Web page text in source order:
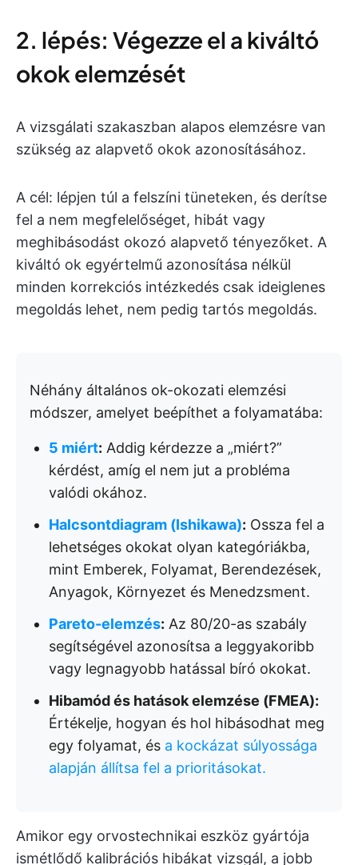
2. lépés: Végezze el a kiváltó
okok elemzését
A vizsgálati szakaszban alapos elemzésre van
szükség az alapvető okok azonosításához.
A cél: lépjen túl a felszíni tüneteken, és derítse
fel a nem megfelelőséget, hibát vagy
meghibásodást okozó alapvető tényezőket. A
kiváltó ok egyértelmű azonosítása nélkül
minden korrekciós intézkedés csak ideiglenes
megoldás lehet, nem pedig tartós megoldás.
Néhány általános ok-okozati elemzési
módszer, amelyet beépíthet a folyamatába:
5 miért: Addig kérdezze a „miért?”
kérdést, amíg el nem jut a probléma
valódi okához.
Halcsontdiagram (Ishikawa): Ossza fel a
lehetséges okokat olyan kategóriákba,
mint Emberek, Folyamat, Berendezések,
Anyagok, Környezet és Menedzsment.
Pareto-elemzés: Az 80/20-as szabály
segítségével azonosítsa a leggyakoribb
vagy legnagyobb hatással bíró okokat.
Hibamód és hatások elemzése (FMEA):
Értékelje, hogyan és hol hibásodhat meg
egy folyamat, és a kockázat súlyossága
alapján állítsa fel a prioritásokat.
Amikor egy orvostechnikai eszköz gyártója
ismétlődő kalibrációs hibákat vizsgál, a jobb